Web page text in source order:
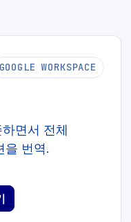
GOOGLE WORKSPACE
면서 전체
을 번역.